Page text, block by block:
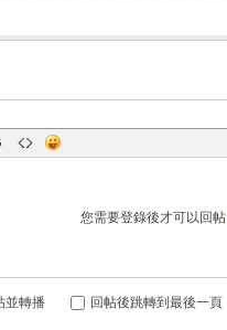
您需要登錄後才可以回帖
並轉播 回帖後跳轉到最後一頁